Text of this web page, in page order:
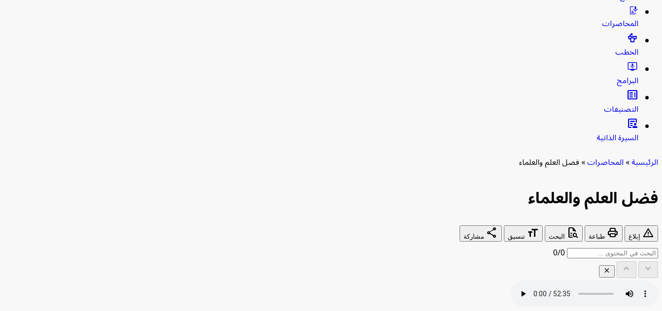
المحاضرات
الخطب
البرامج
clarify
التصنيفات
article_person
السيرة الذاتية
الرئيسية»المحاضرات»فضل العلم والعلماء
فضل العلم والعلماء
warning إبلاغ print طباعة quick_reference_all البحث format_size تنسيق share مشاركة
0/0
keyboard_arrow_down
keyboard_arrow_up
close